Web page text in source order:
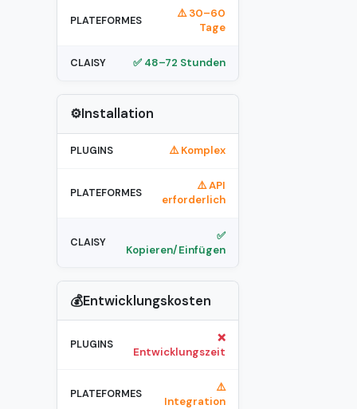
⚠️ 30–60
Tage
✅ 48–72 Stunden
⚙️Installation
⚠️ Komplex
⚠️ API
erforderlich
✅
Kopieren/Einfügen
💰Entwicklungskosten
❌
Entwicklungszeit
⚠️
Integration